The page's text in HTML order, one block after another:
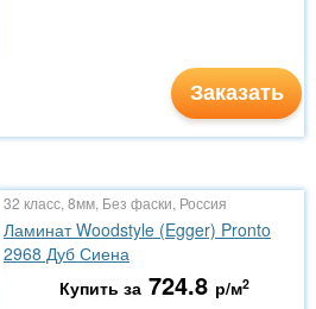
Заказать
32 класс, 8мм, Без фаски, Россия
Ламинат Woodstyle (Egger) Pronto
2968 Дуб Сиена
Купить за 724.8 р/м2